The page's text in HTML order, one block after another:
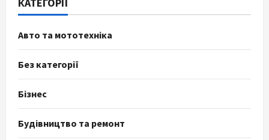
Авто та мототехніка
Без категорії
Бізнес
Будівництво та ремонт